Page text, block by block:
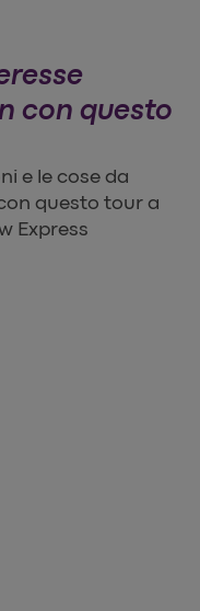
con questo
e le cose da
questo tour a
Express